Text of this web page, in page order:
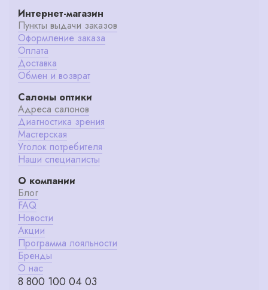
Интернет-магазин
Пункты выдачи заказов
Оформление заказа
Оплата
Доставка
Обмен и возврат
Салоны оптики
Адреса салонов
Диагностика зрения
Мастерская
Уголок потребителя
Наши специалисты
О компании
Блог
FAQ
Новости
Акции
Программа лояльности
Бренды
О нас
8 800 100 04 03